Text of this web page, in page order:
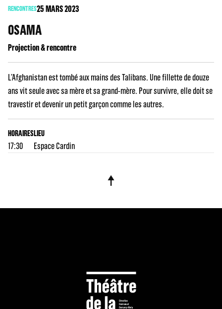
RENCONTRES25MARS 2023
OSAMA
Projection & rencontre
L’Afghanistan est tombé aux mains des Talibans. Une fillette de douze
ans vit seule avec sa mère et sa grand-mère. Pour survivre, elle doit se
travestir et devenir un petit garçon comme les autres.
HORAIRES
17:30
LIEU
Espace Cardin